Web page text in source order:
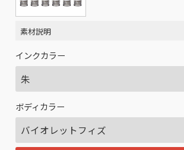
素材説明
インクカラー
ボディカラー